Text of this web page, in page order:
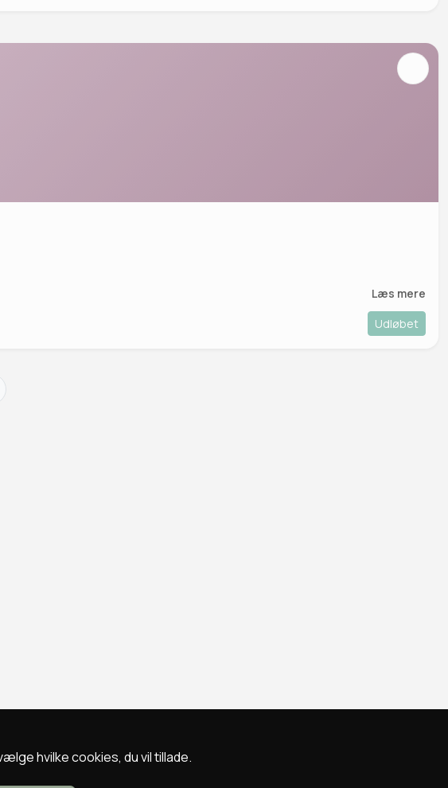
hvilke cookies, du vil tillade.
Læs mere
Udløbet